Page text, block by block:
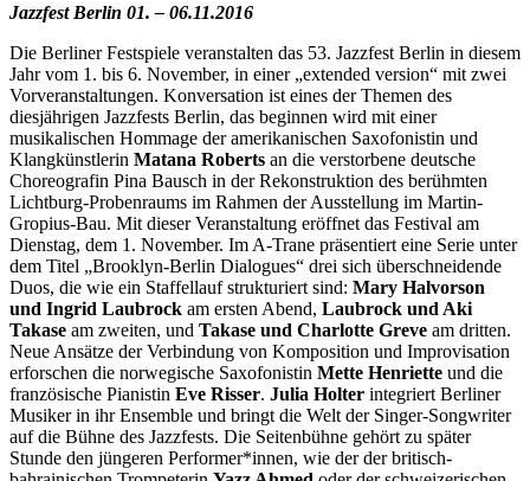
Jazzfest Berlin 01. – 06.11.2016
Die Berliner Festspiele veranstalten das 53. Jazzfest Berlin in diesem
Jahr vom 1. bis 6. November, in einer „extended version“ mit zwei
Vorveranstaltungen. Konversation ist eines der Themen des
diesjährigen Jazzfests Berlin, das beginnen wird mit einer
musikalischen Hommage der amerikanischen Saxofonistin und
Klangkünstlerin Matana Roberts an die verstorbene deutsche
Choreografin Pina Bausch in der Rekonstruktion des berühmten
Lichtburg-Probenraums im Rahmen der Ausstellung im Martin-
Gropius-Bau. Mit dieser Veranstaltung eröffnet das Festival am
Dienstag, dem 1. November. Im A-Trane präsentiert eine Serie unter
dem Titel „Brooklyn-Berlin Dialogues“ drei sich überschneidende
Duos, die wie ein Staffellauf strukturiert sind: Mary Halvorson
und Ingrid Laubrock am ersten Abend, Laubrock und Aki
Takase am zweiten, und Takase und Charlotte Greve am dritten.
Neue Ansätze der Verbindung von Komposition und Improvisation
erforschen die norwegische Saxofonistin Mette Henriette und die
französische Pianistin Eve Risser. Julia Holter integriert Berliner
Musiker in ihr Ensemble und bringt die Welt der Singer-Songwriter
auf die Bühne des Jazzfests. Die Seitenbühne gehört zu später
Stunde den jüngeren Performer*innen, wie der der britisch-